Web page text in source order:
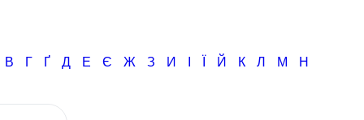
В Г Ґ Д Е Є Ж З И І Ї Й К Л М Н